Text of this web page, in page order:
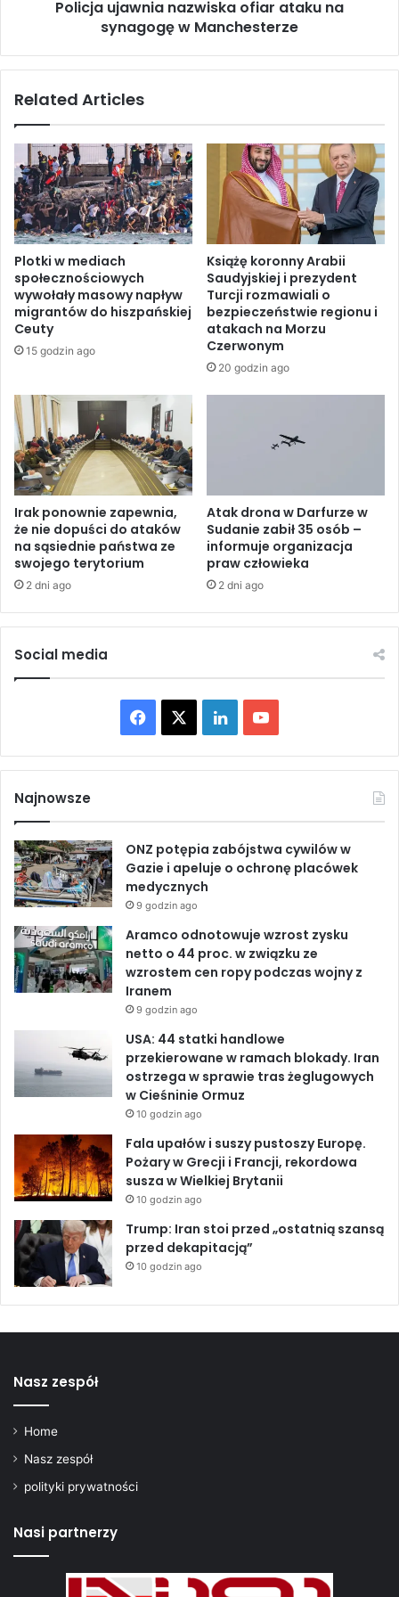
m
j
t
y
p
o
z
a
u
w
a
i
u
d
r
o
n
ó
w
n
s
k
a
f
i
r
a
k
u
n
a
s
y
n
a
g
o
g
w
a
n
s
t
e
z
e
Policja ujawnia nazwiska ofiar ataku na
synagogę w Manchesterze
Related Articles
Plotki w mediach
społecznościowych
wywołały masowy napływ
migrantów do hiszpańskiej
Ceuty
15 godzin ago
Książę koronny Arabii
Saudyjskiej i prezydent
Turcji rozmawiali o
bezpieczeństwie regionu i
atakach na Morzu
Czerwonym
20 godzin ago
Irak ponownie zapewnia,
że nie dopuści do ataków
na sąsiednie państwa ze
swojego terytorium
2 dni ago
Atak drona w Darfurze w
Sudanie zabił 35 osób –
informuje organizacja
praw człowieka
2 dni ago
Social media
a
e
b
o
o
k
L
i
k
e
I
n
o
T
u
e
Najnowsze
ONZ potępia zabójstwa cywilów w
Gazie i apeluje o ochronę placówek
medycznych
9 godzin ago
Aramco odnotowuje wzrost zysku
netto o 44 proc. w związku ze
wzrostem cen ropy podczas wojny z
Iranem
9 godzin ago
USA: 44 statki handlowe
przekierowane w ramach blokady. Iran
ostrzega w sprawie tras żeglugowych
w Cieśninie Ormuz
10 godzin ago
Fala upałów i suszy pustoszy Europę.
Pożary w Grecji i Francji, rekordowa
susza w Wielkiej Brytanii
10 godzin ago
Trump: Iran stoi przed „ostatnią szansą
przed dekapitacją”
10 godzin ago
Nasz zespół
Home
Nasz zespół
polityki prywatności
Nasi partnerzy